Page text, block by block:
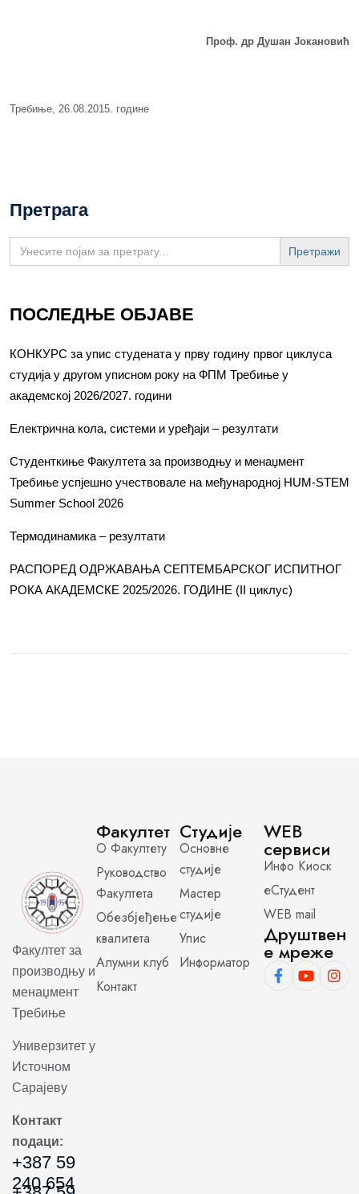
Проф. др Душан Јокановић
Требиње, 26.08.2015. године
Претрага
Search
for:
ПОСЛЕДЊЕ ОБЈАВЕ
КОНКУРС за упис студената у прву годину првог циклуса
студија у другом уписном року на ФПМ Требиње у
академској 2026/2027. години
Електрична кола, системи и уређаји – резултати
Студенткиње Факултета за производњу и менаџмент
Требиње успјешно учествовале на међународној HUM-STEM
Summer School 2026
Термодинамика – резултати
РАСПОРЕД ОДРЖАВАЊА СЕПТЕМБАРСКОГ ИСПИТНОГ
РОКА АКАДЕМСКЕ 2025/2026. ГОДИНЕ (II циклус)
Факултет за
производњу и
менаџмент
Требиње
Универзитет у
Источном
Сарајеву
Контакт
подаци:
+387 59
240 654
Факултет
О Факултету
Руководство
Факултета
Обезбјеђење
квалитета
Алумни клуб
Контакт
Студије
Основне
студије
Мастер
студије
Упис
Информатор
WEB
сервиси
Инфо Киоск
еСтудент
WEB mail
Друштвен
е мреже